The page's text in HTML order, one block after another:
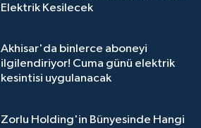
Elektrik Kesilecek
Akhisar'da binlerce aboneyi
ilgilendiriyor! Cuma günü elektrik
kesintisi uygulanacak
Zorlu Holding'in Bünyesinde Hangi